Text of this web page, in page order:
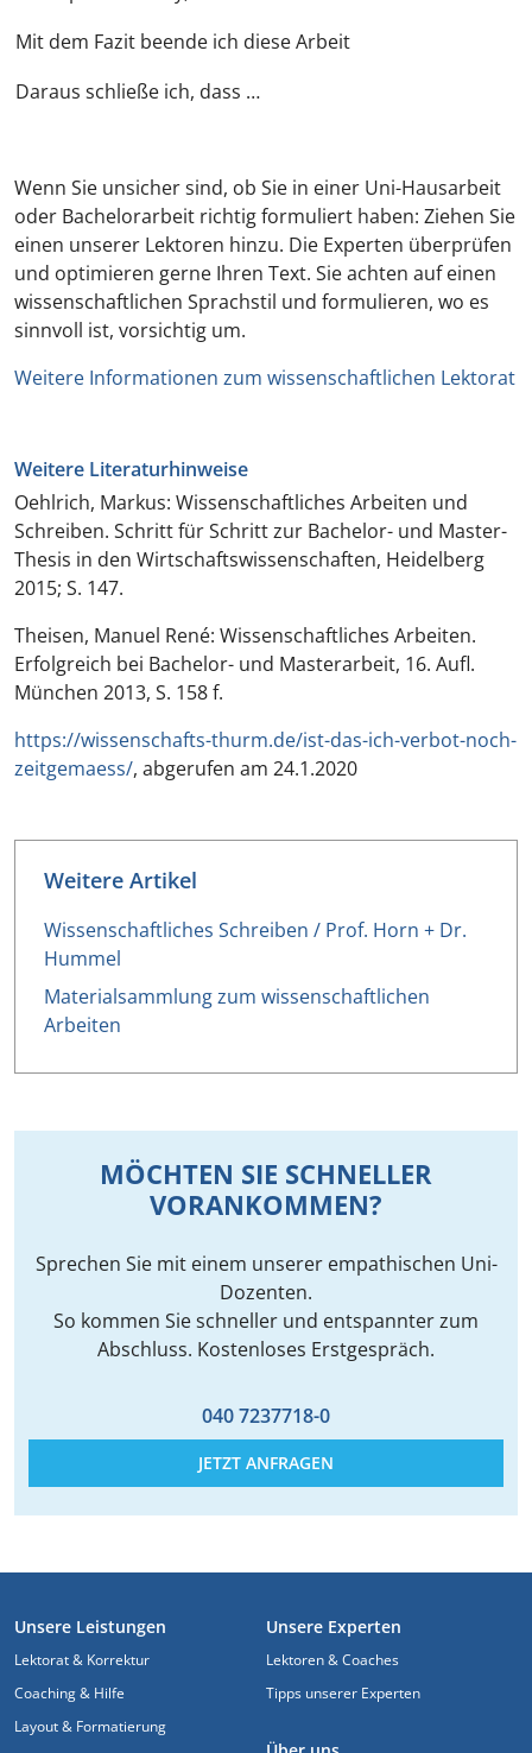
Mit dem Fazit beende ich diese Arbeit
Daraus schließe ich, dass …
Wenn Sie unsicher sind, ob Sie in einer Uni-Hausarbeit
oder Bachelorarbeit richtig formuliert haben: Ziehen Sie
einen unserer Lektoren hinzu. Die Experten überprüfen
und optimieren gerne Ihren Text. Sie achten auf einen
wissenschaftlichen Sprachstil und formulieren, wo es
sinnvoll ist, vorsichtig um.
Weitere Informationen zum wissenschaftlichen Lektorat
Weitere Literaturhinweise
Oehlrich, Markus: Wissenschaftliches Arbeiten und
Schreiben. Schritt für Schritt zur Bachelor- und Master-
Thesis in den Wirtschaftswissenschaften, Heidelberg
2015; S. 147.
Theisen, Manuel René: Wissenschaftliches Arbeiten.
Erfolgreich bei Bachelor- und Masterarbeit, 16. Aufl.
München 2013, S. 158 f.
https://wissenschafts-thurm.de/ist-das-ich-verbot-noch-
zeitgemaess/, abgerufen am 24.1.2020
Weitere Artikel
Wissenschaftliches Schreiben / Prof. Horn + Dr.
Hummel
Materialsammlung zum wissenschaftlichen
Arbeiten
MÖCHTEN SIE SCHNELLER
VORANKOMMEN?
Sprechen Sie mit einem unserer empathischen Uni-
Dozenten.
So kommen Sie schneller und entspannter zum
Abschluss. Kostenloses Erstgespräch.
040 7237718-0
JETZT ANFRAGEN
FUSSZEILE
Unsere Leistungen
Lektorat & Korrektur
Coaching & Hilfe
Layout & Formatierung
Unsere Experten
Lektoren & Coaches
Tipps unserer Experten